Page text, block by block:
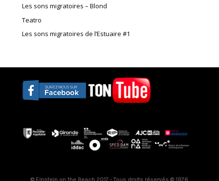
Les sons migratoires – Blond
Teatro
Les sons migratoires de l’Estuaire #1